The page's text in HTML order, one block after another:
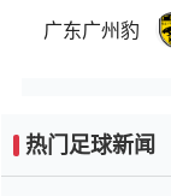
广东广州豹
热门足球新闻